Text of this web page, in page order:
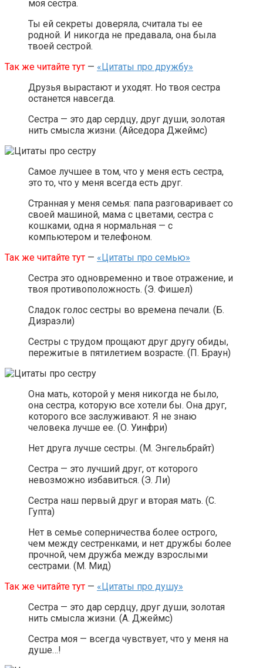
моя сестра.
Ты ей секреты доверяла, считала ты ее
родной. И никогда не предавала, она была
твоей сестрой.
Так же читайте тут — «Цитаты про дружбу»
Друзья вырастают и уходят. Но твоя сестра
останется навсегда.
Сестра — это дар сердцу, друг души, золотая
нить смысла жизни. (Айседора Джеймс)
Самое лучшее в том, что у меня есть сестра,
это то, что у меня всегда есть друг.
Странная у меня семья: папа разговаривает со
своей машиной, мама с цветами, сестра с
кошками, одна я нормальная — с
компьютером и телефоном.
Так же читайте тут — «Цитаты про семью»
Сестра это одновременно и твое отражение, и
твоя противоположность. (Э. Фишел)
Сладок голос сестры во времена печали. (Б.
Дизраэли)
Сестры с трудом прощают друг другу обиды,
пережитые в пятилетием возрасте. (П. Браун)
Она мать, которой у меня никогда не было,
она сестра, которую все хотели бы. Она друг,
которого все заслуживают. Я не знаю
человека лучше ее. (О. Уинфри)
Нет друга лучше сестры. (М. Энгельбрайт)
Сестра — это лучший друг, от которого
невозможно избавиться. (Э. Ли)
Сестра наш первый друг и вторая мать. (С.
Гупта)
Нет в семье соперничества более острого,
чем между сестренками, и нет дружбы более
прочной, чем дружба между взрослыми
сестрами. (М. Мид)
Так же читайте тут — «Цитаты про душу»
Сестра — это дар сердцу, друг души, золотая
нить смысла жизни. (А. Джеймс)
Сестра моя — всегда чувствует, что у меня на
душе…!